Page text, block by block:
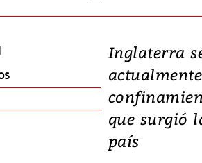
Inglaterra
que surgió
país